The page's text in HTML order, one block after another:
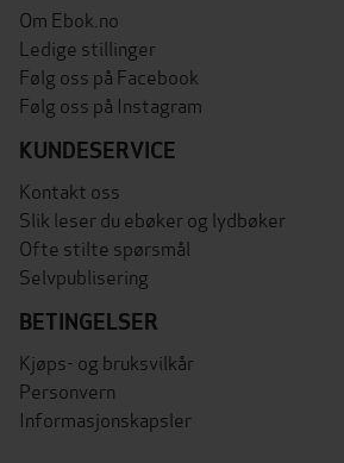
Om Ebok.no
Ledige stillinger
Følg oss på Facebook
Følg oss på Instagram
KUNDESERVICE
Kontakt oss
Slik leser du ebøker og lydbøker
Ofte stilte spørsmål
Selvpublisering
BETINGELSER
Kjøps- og bruksvilkår
Personvern
Informasjonskapsler